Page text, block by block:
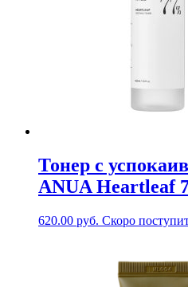
Тонер с
ANUA Heartleaf
620.00 руб. Скоро